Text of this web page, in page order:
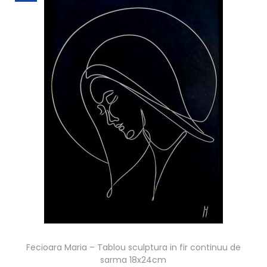
Fecioara Maria – Tablou sculptura in fir continuu de
sarma 18x24cm